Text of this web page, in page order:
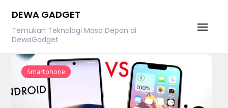
content
DEWA GADGET
Temukan Teknologi Masa Depan di
DewaGadget
Smartphone